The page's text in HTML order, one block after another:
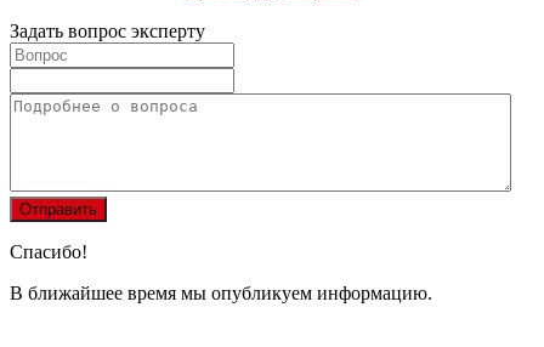
Задать вопрос эксперту
Спасибо!
В ближайшее время мы опубликуем информацию.